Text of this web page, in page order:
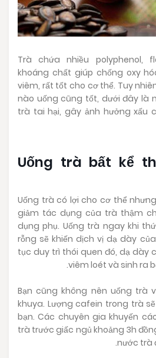
Trà chứa nhiều polyphenol,
khoáng chất giúp chống oxy
viêm, rất tốt cho cơ thể. Tuy
nào uống cũng tốt, dưới đây là
trà tai hại, gây ảnh hưởng xấu
Uống trà bất kể
Uống trà có lợi cho cơ thể
giảm tác dụng của trà thậm
dụng phụ. Uống trà ngay khi
rỗng sẽ khiến dịch vị dạ dày
tục duy trì thói quen đó, dạ dày
viêm loét và sinh ra
Bạn cũng không nên uống trà
khuya. Lượng cafein trong trà
bạn. Các chuyên gia khuyến
trà trước giấc ngủ khoảng 3h
nước trà